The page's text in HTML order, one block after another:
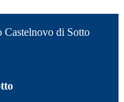
Castelnovo di Sotto